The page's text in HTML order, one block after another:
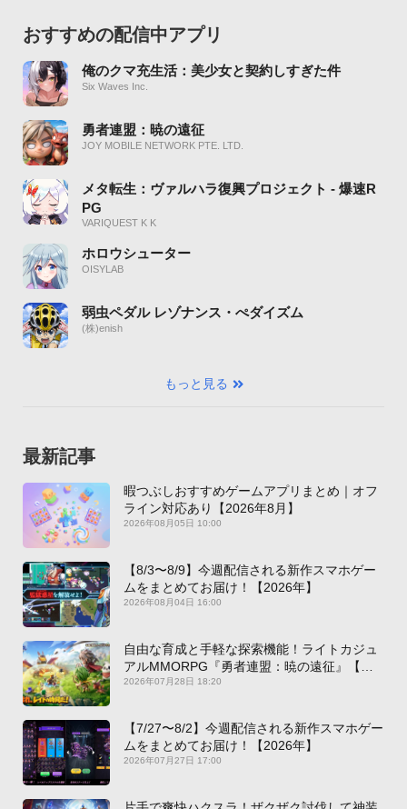
おすすめの配信中アプリ
俺のクマ充生活：美少女と契約しすぎた件
Six Waves Inc.
勇者連盟：暁の遠征
JOY MOBILE NETWORK PTE. LTD.
メタ転生：ヴァルハラ復興プロジェクト - 爆速R
PG
VARIQUEST K K
ホロウシューター
OISYLAB
弱虫ペダル レゾナンス・ぺダイズム
(株)enish
もっと見る
最新記事
暇つぶしおすすめゲームアプリまとめ｜オフ
ライン対応あり【2026年8月】
2026年08月05日 10:00
【8/3〜8/9】今週配信される新作スマホゲー
ムをまとめてお届け！【2026年】
2026年08月04日 16:00
自由な育成と手軽な探索機能！ライトカジュ
アルMMORPG『勇者連盟：暁の遠征』【最
新作PICKUP】
2026年07月28日 18:20
【7/27〜8/2】今週配信される新作スマホゲー
ムをまとめてお届け！【2026年】
2026年07月27日 17:00